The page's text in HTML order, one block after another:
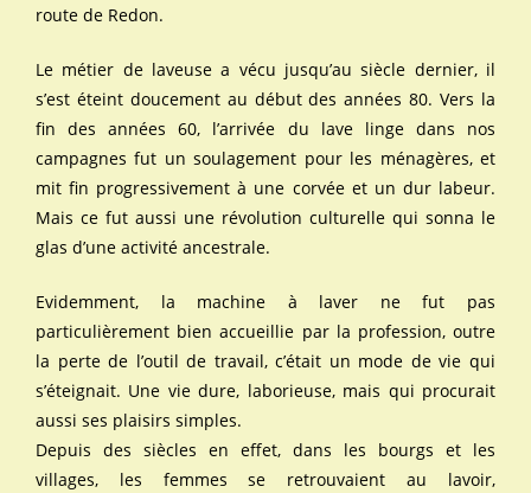
route de Redon.
Le métier de laveuse a vécu jusqu’au siècle dernier, il
s’est éteint doucement au début des années 80. Vers la
fin des années 60, l’arrivée du lave linge dans nos
campagnes fut un soulagement pour les ménagères, et
mit fin progressivement à une corvée et un dur labeur.
Mais ce fut aussi une révolution culturelle qui sonna le
glas d’une activité ancestrale.
Evidemment, la machine à laver ne fut pas
particulièrement bien accueillie par la profession, outre
la perte de l’outil de travail, c’était un mode de vie qui
s’éteignait. Une vie dure, laborieuse, mais qui procurait
aussi ses plaisirs simples.
Depuis des siècles en effet, dans les bourgs et les
villages, les femmes se retrouvaient au lavoir,